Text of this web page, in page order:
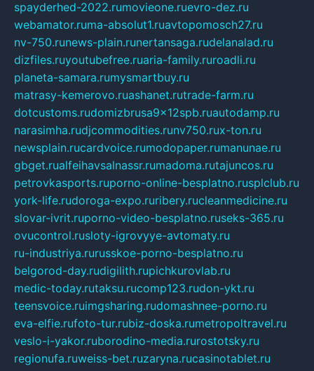
spayderhed-2022.rumovieone.ruevro-dez.ru
webamator.ruma-absolut1.ruavtopomosch27.ru
nv-750.runews-plain.runertansaga.rudelanalad.ru
dizfiles.ruyoutubefree.ruaria-family.ruroadli.ru
planeta-samara.rumysmartbuy.ru
matrasy-kemerovo.ruashanet.rutrade-farm.ru
dotcustoms.rudomizbrusa9x12spb.ruautodamp.ru
narasimha.rudjcommodities.runv750.rux-ton.ru
newsplain.rucardvoice.rumodopaper.rumanunae.ru
gbget.rualfeihavsalnassr.rumadoma.rutajuncos.ru
petrovkasports.ruporno-online-besplatno.rusplclub.ru
york-life.rudoroga-expo.ruribery.rucleanmedicine.ru
slovar-ivrit.ruporno-video-besplatno.ruseks-365.ru
ovucontrol.rusloty-igrovyye-avtomaty.ru
ru-industriya.rurusskoe-porno-besplatno.ru
belgorod-day.rudigilith.rupichkurovlab.ru
medic-today.rutaksu.rucomp123.rudon-ykt.ru
teensvoice.ruimgsharing.rudomashnee-porno.ru
eva-elfie.rufoto-tur.rubiz-doska.rumetropoltravel.ru
veslo-i-yakor.ruborodino-media.rurostotsky.ru
regionufa.ruweiss-bet.ruzaryna.rucasinotablet.ru